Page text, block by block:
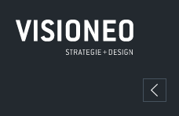
Inhalt
springen